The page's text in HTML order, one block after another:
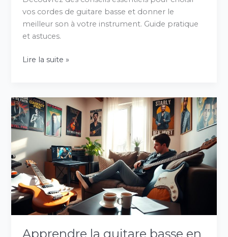
vos cordes de guitare basse et donner le
meilleur son à votre instrument. Guide pratique
et astuces.
Lire la suite »
Apprendre la guitare basse en
Apprendre
la
guitare
basse
en
ligne
:
nos
conseils